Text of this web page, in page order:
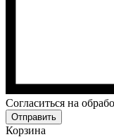
Cогласиться на
Отправить
Корзина